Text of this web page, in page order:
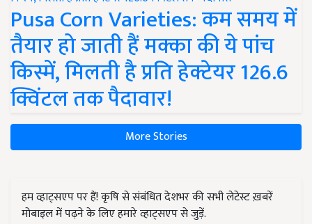
Pusa Corn Varieties: कम समय में
तैयार हो जाती हैं मक्का की ये पांच
किस्में, मिलती है प्रति हेक्टेयर 126.6
क्विंटल तक पैदावार!
More Stories
हम व्हाट्सएप पर हैं! कृषि से संबंधित देशभर की सभी लेटेस्ट ख़बरें
मोबाइल में पढ़ने के लिए हमारे व्हाट्सएप से जुड़ें.